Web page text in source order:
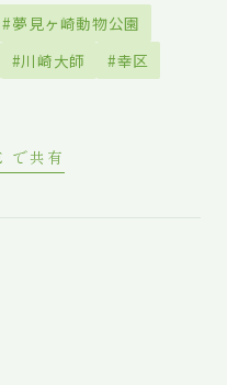
#夢見ヶ崎動物公園
#川崎大師
#幸区
で共有